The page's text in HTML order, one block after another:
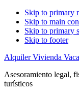
Skip to primary
Skip to main
Skip to primary
Skip to footer
Alquiler Vivienda
Asesoramiento legal,
turísticos